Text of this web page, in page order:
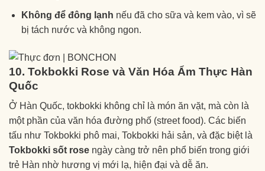
Không để đông lạnh nếu đã cho sữa và kem vào, vì sẽ
bị tách nước và không ngon.
10. Tokbokki Rose và Văn Hóa Ẩm Thực Hàn
Quốc
Ở Hàn Quốc, tokbokki không chỉ là món ăn vặt, mà còn là
một phần của văn hóa đường phố (street food). Các biến
tấu như Tokbokki phô mai, Tokbokki hải sản, và đặc biệt là
Tokbokki sốt rose ngày càng trở nên phổ biến trong giới
trẻ Hàn nhờ hương vị mới lạ, hiện đại và dễ ăn.